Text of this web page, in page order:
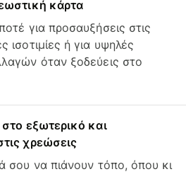
κάρτα
για προσαυξήσεις στις
ισοτιμίες ή για υψηλές
όταν ξοδεύεις στο
εξωτερικό και
χρεώσεις
σου να πιάνουν τόπο, όπου κι